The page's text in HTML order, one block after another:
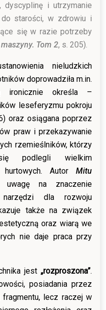
dyscyplinę i utrzymanie
starości, w zdrowiu i
się w razie potrzeby
Tom 2, s. 205).
nieludzkich
doprowadziła m.in.
określa –
leseferyzmu pokroju
oraz osiągana poprzez
praw i przekazywanie
rzemieślników, którzy
podlegli wielkim
Autor Mitu
na znaczenie
dla rozwoju
także na związek
oraz wiarą we
nie daje praca przy
jest „rozproszona”.
posiadania przez
fragmentu, lecz raczej w